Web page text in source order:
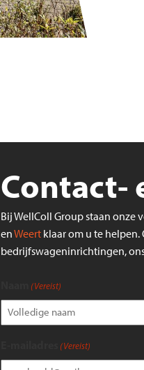
Contact-
Bij WellColl Group staan onze
enWeert klaar om u te
bedrijfswageninrichtingen,
(Vereist)
(Vereist)